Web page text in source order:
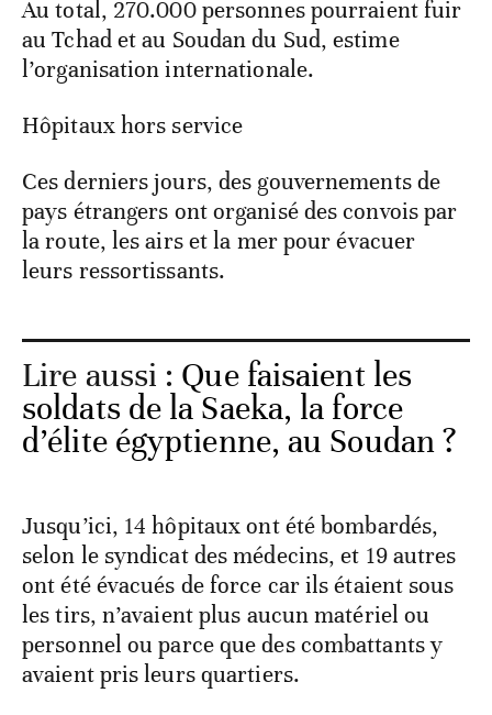
Au total, 270.000 personnes pourraient fuir
au Tchad et au Soudan du Sud, estime
l’organisation internationale.
Hôpitaux hors service
Ces derniers jours, des gouvernements de
pays étrangers ont organisé des convois par
la route, les airs et la mer pour évacuer
leurs ressortissants.
Lire aussi : Que faisaient les
soldats de la Saeka, la force
d’élite égyptienne, au Soudan ?
Jusqu’ici, 14 hôpitaux ont été bombardés,
selon le syndicat des médecins, et 19 autres
ont été évacués de force car ils étaient sous
les tirs, n’avaient plus aucun matériel ou
personnel ou parce que des combattants y
avaient pris leurs quartiers.